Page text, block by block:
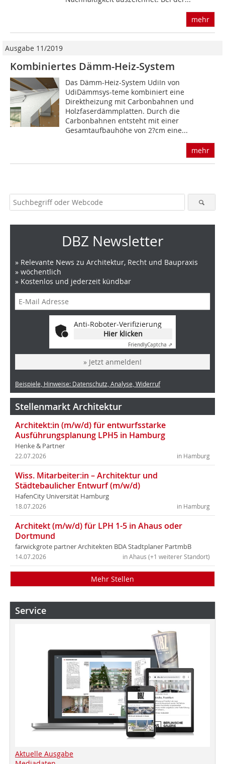
mehr
Ausgabe 11/2019
Kombiniertes Dämm-Heiz-System
Das Dämm-Heiz-System UdiIn von
UdiDämmsys-teme kombiniert eine
Direktheizung mit Carbonbahnen und
Holzfaserdämmplatten. Durch die
Carbonbahnen entsteht mit einer
Gesamtaufbauhöhe von 2?cm eine...
mehr
DBZ Newsletter
» Relevante News zu Architektur, Recht und Baupraxis
» wöchentlich
» Kostenlos und jederzeit kündbar
Anti-Roboter-Verifizierung
Hier klicken
FriendlyCaptcha ⇗
» Jetzt anmelden!
Beispiele, Hinweise: Datenschutz, Analyse, Widerruf
Stellenmarkt Architektur
Architekt:in (m/w/d) für entwurfsstarke
Ausführungsplanung LPH5 in Hamburg
Henke & Partner
in Hamburg
22.07.2026
Wiss. Mitarbeiter:in – Architektur und
Städtebaulicher Entwurf (m/w/d)
HafenCity Universität Hamburg
in Hamburg
18.07.2026
Architekt (m/w/d) für LPH 1-5 in Ahaus oder
Dortmund
farwickgrote partner Architekten BDA Stadtplaner PartmbB
in Ahaus (+1 weiterer Standort)
14.07.2026
Mehr Stellen
Service
Aktuelle Ausgabe